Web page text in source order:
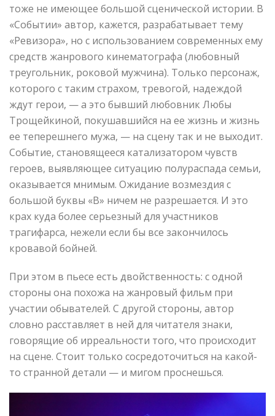
тоже не имеющее большой сценической истории. В
«Событии» автор, кажется, разрабатывает тему
«Ревизора», но с использованием современных ему
средств жанрового кинематографа (любовный
треугольник, роковой мужчина). Только персонаж,
которого с таким страхом, тревогой, надеждой
ждут герои, — а это бывший любовник Любы
Трощейкиной, покушавшийся на ее жизнь и жизнь
ее теперешнего мужа, — на сцену так и не выходит.
Событие, становящееся катализатором чувств
героев, выявляющее ситуацию полураспада семьи,
оказывается мнимым. Ожидание возмездия с
большой буквы «В» ничем не разрешается. И это
крах куда более серьезный для участников
трагифарса, нежели если бы все закончилось
кровавой бойней.
При этом в пьесе есть двойственность: с одной
стороны она похожа на жанровый фильм при
участии обывателей. С другой стороны, автор
словно расставляет в ней для читателя знаки,
говорящие об ирреальности того, что происходит
на сцене. Стоит только сосредоточиться на какой-
то странной детали — и мигом проснешься.